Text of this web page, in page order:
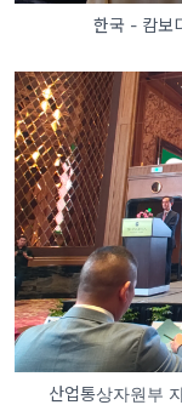
한국 - 캄보
산업통상자원부